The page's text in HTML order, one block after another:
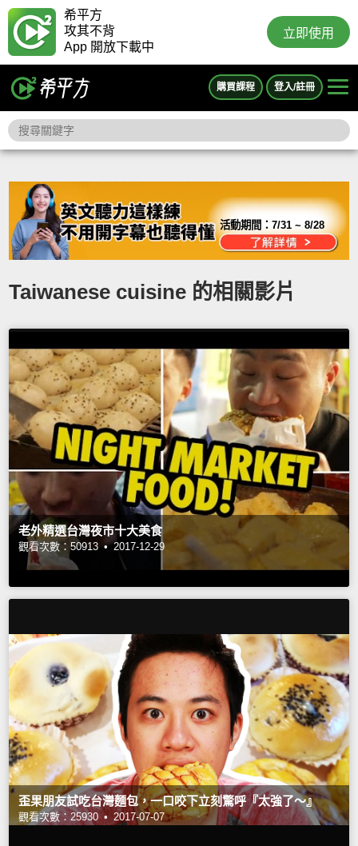
希平方
攻其不背
App 開放下載中
立即使用
購買課程 登入/註冊
活動期間：7/31 ~ 8/28
Taiwanese cuisine 的相關影片
老外精選台灣夜市十大美食
觀看次數：50913 • 2017-12-29
歪果朋友試吃台灣麵包，一口咬下立刻驚呼『太強了～』
觀看次數：25930 • 2017-07-07